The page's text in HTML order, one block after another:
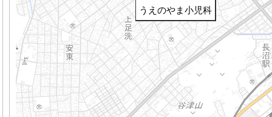
うえのやま小児科